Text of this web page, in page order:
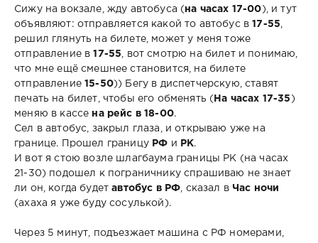
Сижу на вокзале, жду автобуса ( на часах 17-00 ), и тут
объявляют: отправляется какой то автобус в17-55,
решил глянуть на билете, может у меня тоже
отправление в17-55, вот смотрю на билет и понимаю,
что мне ещё смешнее становится, на билете
отправление15-50)) Бегу в диспетчерскую, ставят
печать на билет, чтобы его обменять ( На часах 17-35 )
меняю в кассе на рейс в 18-00.
Сел в автобус, закрыл глаза, и открываю уже на
границе. Прошел границу РФ и РК.
И вот я стою возле шлагбаума границы РК (на часах
21-30) подошел к пограничнику спрашиваю не знает
ли он, когда будетавтобус в РФ, сказал в Час ночи
(ахаха я уже буду сосулькой).
Через 5 минут, подъезжает машина c РФ номерами,